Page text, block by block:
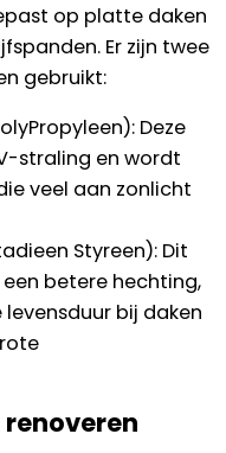
op platte daken
Er zijn twee
gebruikt:
Deze
straling en wordt
veel aan zonlicht
Styreen): Dit
betere hechting,
bij daken